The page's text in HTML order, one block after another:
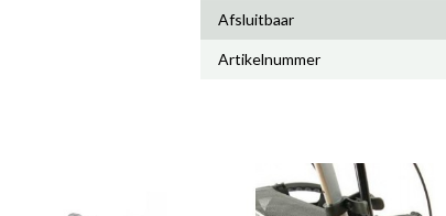
Afsluitbaar
Artikelnummer